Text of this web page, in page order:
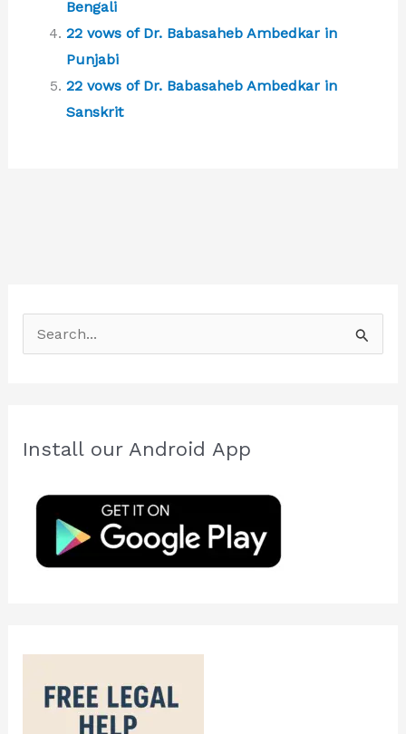
Bengali
22 vows of Dr. Babasaheb Ambedkar in
Punjabi
22 vows of Dr. Babasaheb Ambedkar in
Sanskrit
e
cInstall our Android App